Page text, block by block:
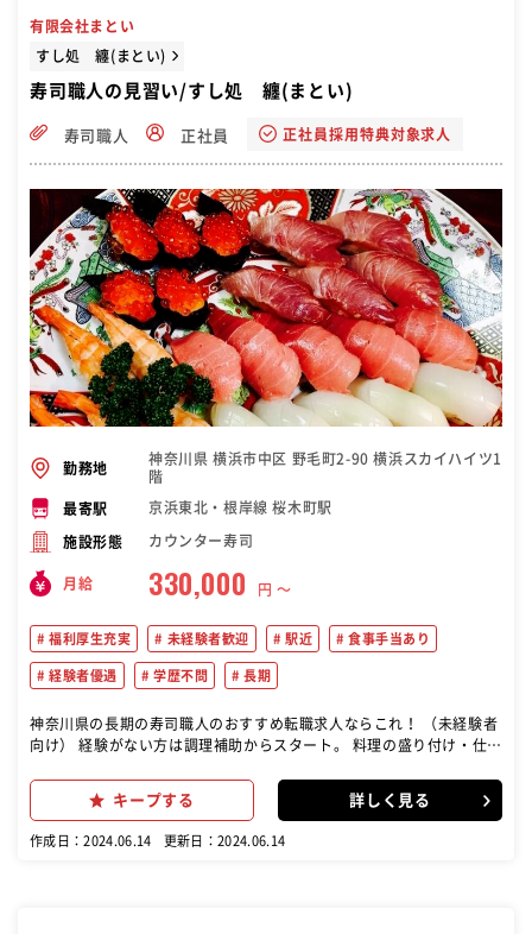
有限会社まとい
すし処 纏(まとい)
寿司職人の見習い/すし処 纏(まとい)
寿司職人 正社員 正社員採用特典対象求人
勤務地
神奈川県 横浜市中区 野毛町2-90 横浜スカイハイツ1
階
最寄駅 京浜東北・根岸線 桜木町駅
施設形態 カウンター寿司
月給 330,000 円 〜
福利厚生充実 未経験者歓迎 駅近 食事手当あり
経験者優遇 学歴不問 長期
神奈川県の長期の寿司職人のおすすめ転職求人ならこれ！ （未経験者
向け） 経験がない方は調理補助からスタート。 料理の盛り付け・仕込
配達 （経験者向け） 握りの経験がある方は即戦力として採用！ 寿司
職人 握り 魚の調理 その他の業務 接客 清掃 在庫管理
キープする 詳しく見る
作成日：2024.06.14 更新日：2024.06.14